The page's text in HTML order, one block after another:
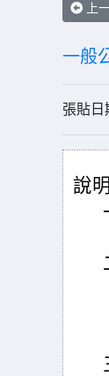
上
一般
張貼
說